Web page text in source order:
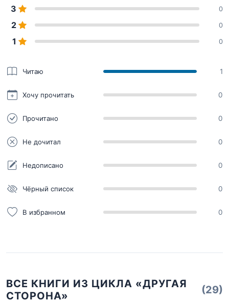
3 0
2 0
1 0
Читаю 1
Хочу прочитать 0
Прочитано 0
Не дочитал 0
Недописано 0
Чёрный список 0
В избранном 0
ВСЕ КНИГИ ИЗ ЦИКЛА «ДРУГАЯ
СТОРОНА»
(29)